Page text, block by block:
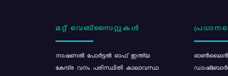
മറ്റ് വെബ്സൈറ്റുകൾ
നാഷണൽ പോർട്ടൽ ഓഫ് ഇന്ത്യ
കേന്ദ്ര വനം പരിസ്ഥിതി കാലാവസ്ഥ
ഓൺലൈൻ